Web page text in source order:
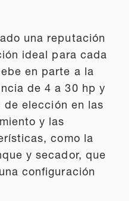
una reputación
ideal para cada
en parte a la
de 4 a 30 hp y
elección en las
y las
como la
y secador, que
configuración